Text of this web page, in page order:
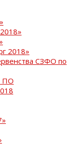
2018»
СЗФО по
ПО